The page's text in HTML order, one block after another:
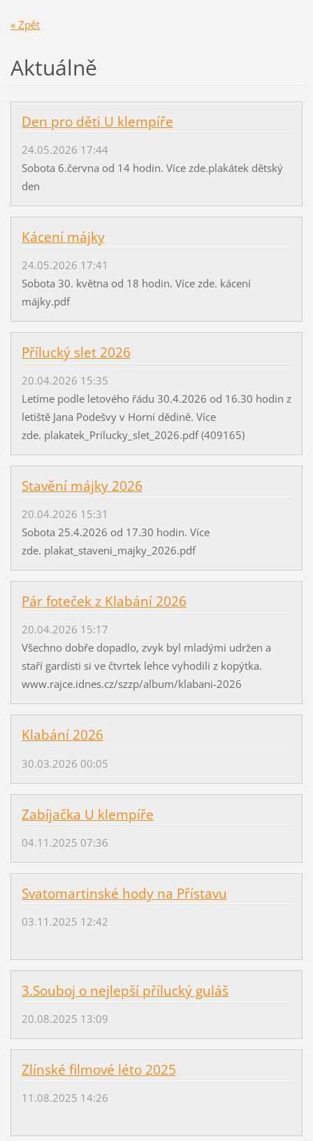
« Zpět
Aktuálně
Den pro děti U klempíře
24.05.2026 17:44
Sobota 6.června od 14 hodin. Více zde.plakátek dětský
den
Kácení májky
24.05.2026 17:41
Sobota 30. května od 18 hodin. Více zde. kácení
májky.pdf
Přílucký slet 2026
20.04.2026 15:35
Letíme podle letového řádu 30.4.2026 od 16.30 hodin z
letiště Jana Podešvy v Horní dědině. Více
zde. plakatek_Prilucky_slet_2026.pdf (409165)
Stavění májky 2026
20.04.2026 15:31
Sobota 25.4.2026 od 17.30 hodin. Více
zde. plakat_staveni_majky_2026.pdf
Pár foteček z Klabání 2026
20.04.2026 15:17
Všechno dobře dopadlo, zvyk byl mladými udržen a
staří gardisti si ve čtvrtek lehce vyhodili z kopýtka.
www.rajce.idnes.cz/szzp/album/klabani-2026
Klabání 2026
30.03.2026 00:05
Zabíjačka U klempíře
04.11.2025 07:36
Svatomartinské hody na Přístavu
03.11.2025 12:42
3.Souboj o nejlepší přílucký guláš
20.08.2025 13:09
Zlínské filmové léto 2025
11.08.2025 14:26